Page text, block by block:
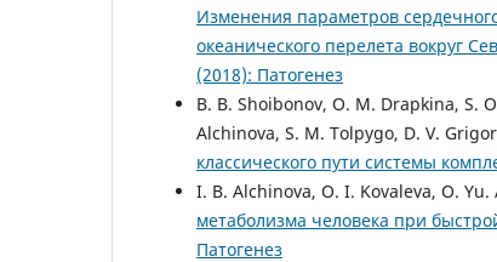
Изменения параметров
океанического перелета вокруг
(2018): Патогенез
B. B. Shoibonov, O. M. Drapkina, S.
Alchinova, S. M. Tolpygo, D. V.
классического пути системы
I. B. Alchinova, O. I. Kovaleva, O. Yu.
метаболизма человека при
Патогенез